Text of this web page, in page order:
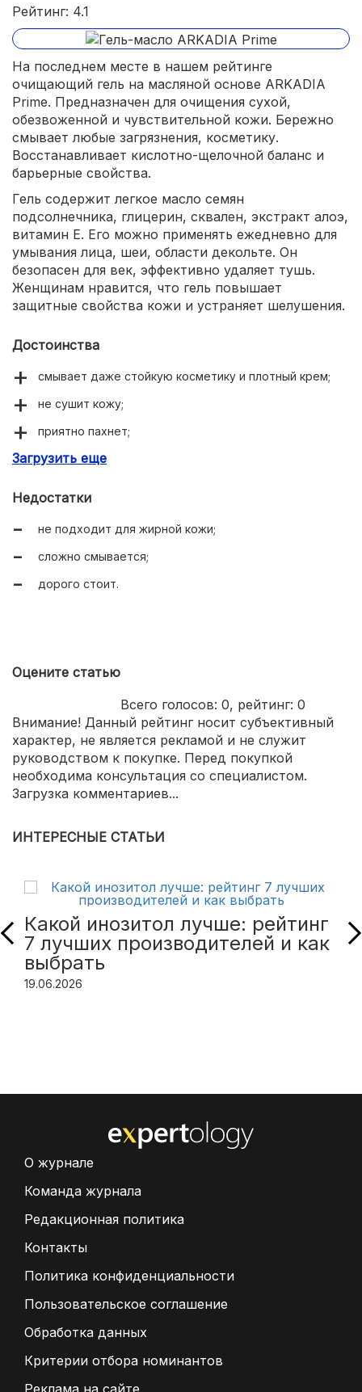
Рейтинг: 4.1
На последнем месте в нашем рейтинге
очищающий гель на масляной основе ARKADIA
Prime. Предназначен для очищения сухой,
обезвоженной и чувствительной кожи. Бережно
смывает любые загрязнения, косметику.
Восстанавливает кислотно-щелочной баланс и
барьерные свойства.
Гель содержит легкое масло семян
подсолнечника, глицерин, сквален, экстракт алоэ,
витамин Е. Его можно применять ежедневно для
умывания лица, шеи, области декольте. Он
безопасен для век, эффективно удаляет тушь.
Женщинам нравится, что гель повышает
защитные свойства кожи и устраняет шелушения.
Достоинства
смывает даже стойкую косметику и плотный крем;
не сушит кожу;
приятно пахнет;
подходит для губ и век;
Загрузить еще
Недостатки
не подходит для жирной кожи;
сложно смывается;
дорого стоит.
Оцените статью
Всего голосов: 0, рейтинг: 0
Внимание! Данный рейтинг носит субъективный
характер, не является рекламой и не служит
руководством к покупке. Перед покупкой
необходима консультация со специалистом.
Загрузка комментариев...
ИНТЕРЕСНЫЕ СТАТЬИ
Какой инозитол лучше: рейтинг
7 лучших производителей и как
выбрать
19.06.2026
О журнале
Команда журнала
Редакционная политика
Контакты
Политика конфиденциальности
Пользовательское соглашение
Обработка данных
Критерии отбора номинантов
Реклама на сайте